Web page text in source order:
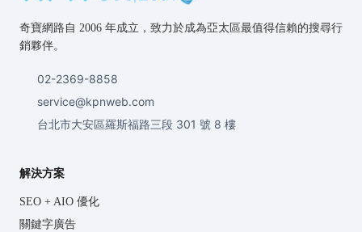
奇寶網路自 2006 年成立，致力於成為亞太區最值得信賴的搜尋行
銷夥伴。
02-2369-8858
service@kpnweb.com
台北市大安區羅斯福路三段 301 號 8 樓
解決方案
SEO + AIO 優化
關鍵字廣告